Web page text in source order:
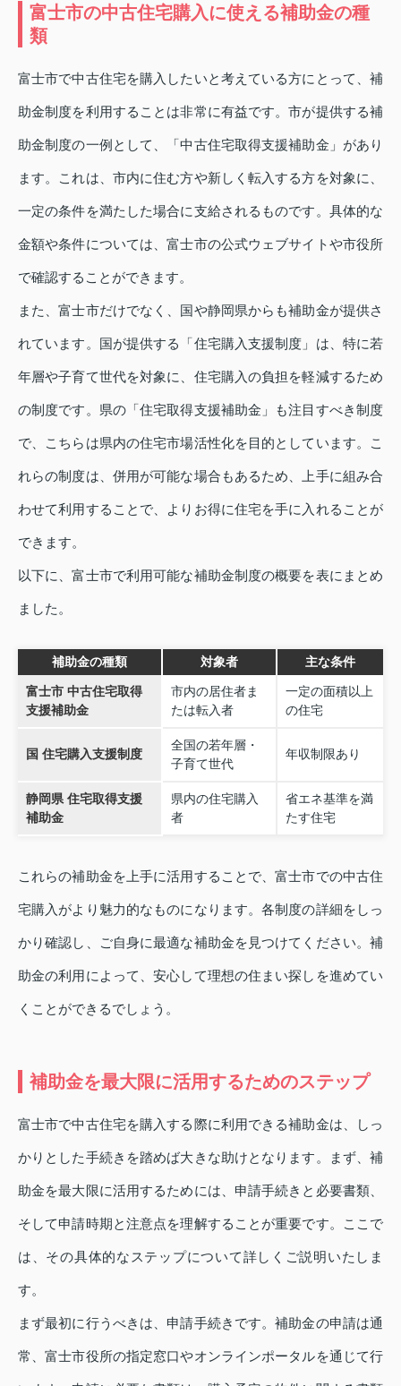
富士市の中古住宅購入に使える補助金の種
類
富士市で中古住宅を購入したいと考えている方にとって、補
助金制度を利用することは非常に有益です。市が提供する補
助金制度の一例として、「中古住宅取得支援補助金」があり
ます。これは、市内に住む方や新しく転入する方を対象に、
一定の条件を満たした場合に支給されるものです。具体的な
金額や条件については、富士市の公式ウェブサイトや市役所
で確認することができます。
また、富士市だけでなく、国や静岡県からも補助金が提供さ
れています。国が提供する「住宅購入支援制度」は、特に若
年層や子育て世代を対象に、住宅購入の負担を軽減するため
の制度です。県の「住宅取得支援補助金」も注目すべき制度
で、こちらは県内の住宅市場活性化を目的としています。こ
れらの制度は、併用が可能な場合もあるため、上手に組み合
わせて利用することで、よりお得に住宅を手に入れることが
できます。
以下に、富士市で利用可能な補助金制度の概要を表にまとめ
ました。
補助金の種類 対象者 主な条件
富士市 中古住宅取得
支援補助金
市内の居住者ま
たは転入者
一定の面積以上
の住宅
国 住宅購入支援制度
全国の若年層・
子育て世代
年収制限あり
静岡県 住宅取得支援
補助金
県内の住宅購入
者
省エネ基準を満
たす住宅
これらの補助金を上手に活用することで、富士市での中古住
宅購入がより魅力的なものになります。各制度の詳細をしっ
かり確認し、ご自身に最適な補助金を見つけてください。補
助金の利用によって、安心して理想の住まい探しを進めてい
くことができるでしょう。
補助金を最大限に活用するためのステップ
富士市で中古住宅を購入する際に利用できる補助金は、しっ
かりとした手続きを踏めば大きな助けとなります。まず、補
助金を最大限に活用するためには、申請手続きと必要書類、
そして申請時期と注意点を理解することが重要です。ここで
は、その具体的なステップについて詳しくご説明いたしま
す。
まず最初に行うべきは、申請手続きです。補助金の申請は通
常、富士市役所の指定窓口やオンラインポータルを通じて行